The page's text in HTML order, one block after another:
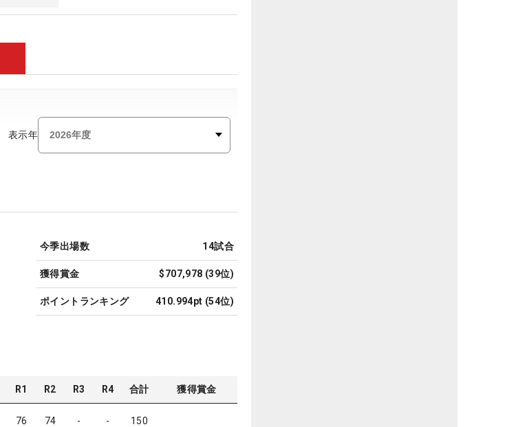
表示年
今季出場数 14試合
獲得賞金 $707,978 (39位)
ポイントランキング 410.994pt (54位)
R1 R2 R3 R4 合計 獲得賞金
76 74 - - 150